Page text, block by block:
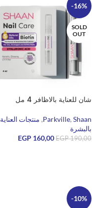
-16%
SOLD
OUT
شان للعناية بالاظافر 4 مل
Parkville,Shaan
, منتجات العناية
بالبشرة
EGP190,00
EGP 160,00
-10%